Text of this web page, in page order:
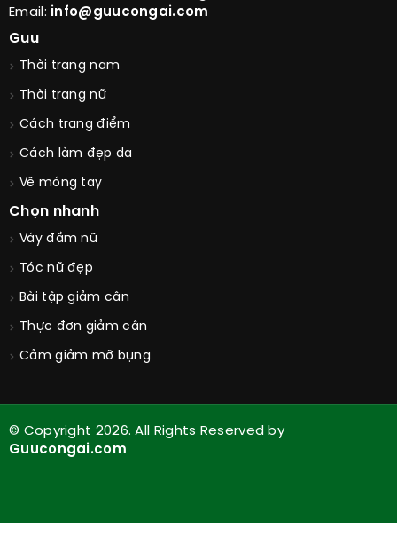
Phát triển:Nhóm sinh viên già
Email:
Guu
Thời trang nam
Thời trang nữ
Cách trang điểm
Cách làm đẹp da
Vẽ móng tay
Chọn nhanh
Váy đầm nữ
Tóc nữ đẹp
Bài tập giảm cân
Thực đơn giảm cân
© Copyright 2026. All Rights Reserved by